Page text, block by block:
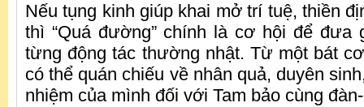
Nếu tụng kinh giúp khai mở trí tuệ, thiền
thì “Quá đường” chính là cơ hội để đưa
từng động tác thường nhật. Từ một bát
có thể quán chiếu về nhân quả, duyên
nhiệm của mình đối với Tam bảo cùng